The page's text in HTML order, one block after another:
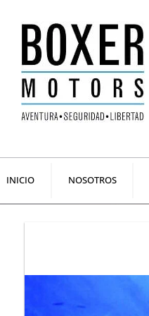
contenido
INICIO NOSOTROS